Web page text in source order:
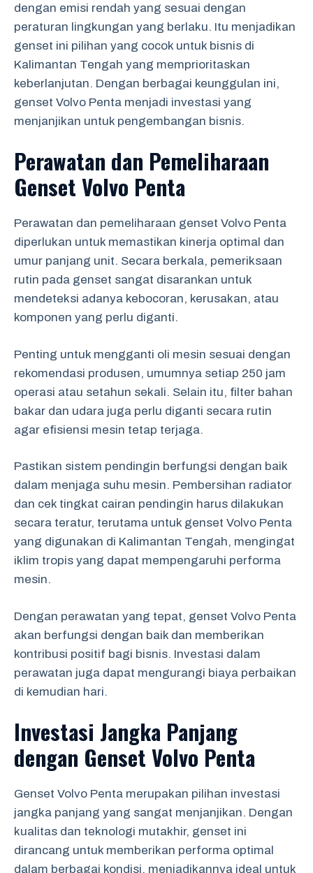
dengan emisi rendah yang sesuai dengan
peraturan lingkungan yang berlaku. Itu menjadikan
genset ini pilihan yang cocok untuk bisnis di
Kalimantan Tengah yang memprioritaskan
keberlanjutan. Dengan berbagai keunggulan ini,
genset Volvo Penta menjadi investasi yang
menjanjikan untuk pengembangan bisnis.
Perawatan dan Pemeliharaan
Genset Volvo Penta
Perawatan dan pemeliharaan genset Volvo Penta
diperlukan untuk memastikan kinerja optimal dan
umur panjang unit. Secara berkala, pemeriksaan
rutin pada genset sangat disarankan untuk
mendeteksi adanya kebocoran, kerusakan, atau
komponen yang perlu diganti.
Penting untuk mengganti oli mesin sesuai dengan
rekomendasi produsen, umumnya setiap 250 jam
operasi atau setahun sekali. Selain itu, filter bahan
bakar dan udara juga perlu diganti secara rutin
agar efisiensi mesin tetap terjaga.
Pastikan sistem pendingin berfungsi dengan baik
dalam menjaga suhu mesin. Pembersihan radiator
dan cek tingkat cairan pendingin harus dilakukan
secara teratur, terutama untuk genset Volvo Penta
yang digunakan di Kalimantan Tengah, mengingat
iklim tropis yang dapat mempengaruhi performa
mesin.
Dengan perawatan yang tepat, genset Volvo Penta
akan berfungsi dengan baik dan memberikan
kontribusi positif bagi bisnis. Investasi dalam
perawatan juga dapat mengurangi biaya perbaikan
di kemudian hari.
Investasi Jangka Panjang
dengan Genset Volvo Penta
Genset Volvo Penta merupakan pilihan investasi
jangka panjang yang sangat menjanjikan. Dengan
kualitas dan teknologi mutakhir, genset ini
dirancang untuk memberikan performa optimal
dalam berbagai kondisi, menjadikannya ideal untuk